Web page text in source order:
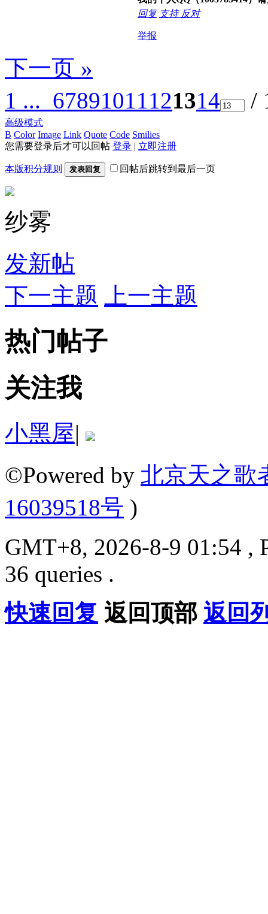
回复 支持 反对
举报
下一页 »
1 ... 67891011121314 /
高级模式
B Color Image Link Quote Code Smilies
您需要登录后才可以回帖 登录 | 立即注册
本版积分规则 发表回复 回帖后跳转到最后一页
纱雾
发新帖
下一主题
上一主题
热门帖子
关注我
小黑屋|
©Powered by 北京天之歌
16039518号 )
GMT+8, 2026-8-9 01:54 ,
36 queries .
快速回复 返回顶部 返回